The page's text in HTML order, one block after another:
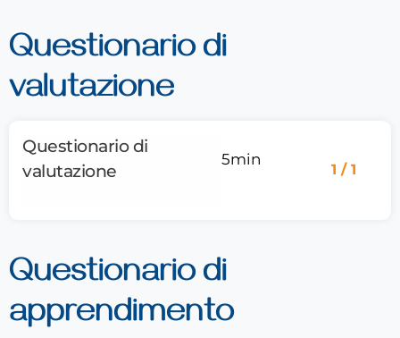
Questionario di
valutazione
1 / 1
5min
Questionario di
valutazione
Questionario di
apprendimento